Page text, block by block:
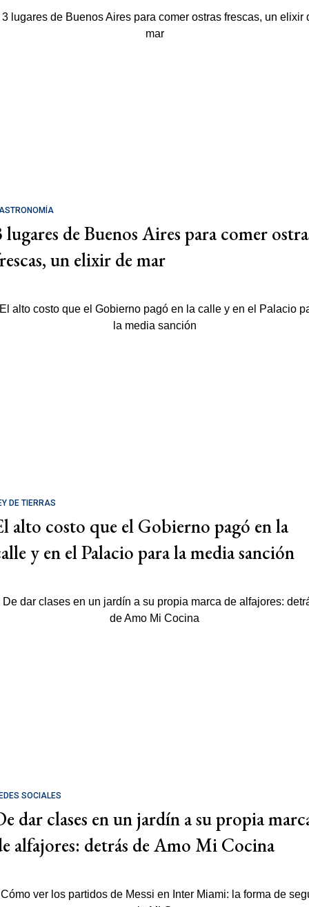
lugares de Buenos Aires para comer
un elixir de mar
DE TIERRAS
alto costo que el Gobierno pagó en la
y en el Palacio para la media sanción
SOCIALES
dar clases en un jardín a su propia
alfajores: detrás de Amo Mi Cocina